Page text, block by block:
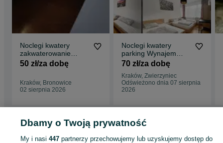
Noclegi kwatery
zakwaterowanie
Balicka 201
Bronowice Krakow
50 zł/za dobę
Kraków, Bronowice
02 sierpnia 2026
Noclegi kwatery
parking Wynajem
Pokoi Kraków
70 zł/za dobę
Kraków, Zwierzyniec
Odświeżono dnia 07 sierpnia
2026
Strona główna Noclegi Polska
Noclegi Polska - Kraków
Noclegi Polska - Zwierzyniec
Dbamy o Twoją prywatność
My i nasi447 partnerzy przechowujemy lub uzyskujemy dostęp do